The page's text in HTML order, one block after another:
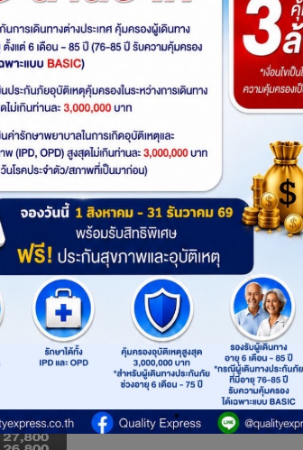
เริ่มต้น Sold Out
: GO1KMG-FD006
รถ
Product
เส้นทาง :คุนหมิง
Highlight ไฮไลท์ทั
กรุงเทพฯ สนามบินดอนเมือง
วัดเจ้าแม่กวนอิม-เมืองโบราณต้าห
(รวมบันไดเลื่อน ลง-ขึ้น) - ลี่เจียง -
ไป - กลับ) -โชว์จางอี้โหมว
กอล์ฟ -อุทยานน้ำหยก - นั่งรถไฟค
เขาหยีเหลียง - คุนหมิง - อิสระช้อป